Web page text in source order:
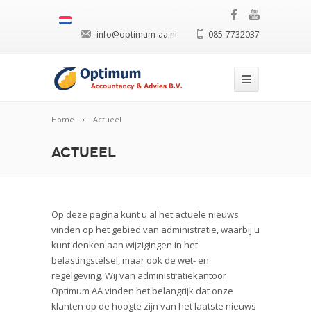
info@optimum-aa.nl 085-7732037
Home Actueel
Actueel
Op deze pagina kunt u al het actuele nieuws
vinden op het gebied van administratie, waarbij u
kunt denken aan wijzigingen in het
belastingstelsel, maar ook de wet- en
regelgeving. Wij van administratiekantoor
Optimum AA vinden het belangrijk dat onze
klanten op de hoogte zijn van het laatste nieuws